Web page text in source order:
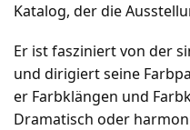
Katalog, der die
Er ist fasziniert von der
und dirigiert seine
er Farbklängen und
Dramatisch oder